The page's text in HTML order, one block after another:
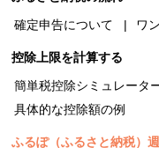
確定申告について
ワ
控除上限を計算する
簡単税控除シミュレータ
具体的な控除額の例
ふるぽ（ふるさと納税）